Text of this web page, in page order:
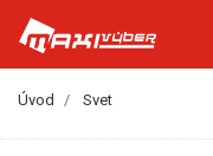
Úvod Svet